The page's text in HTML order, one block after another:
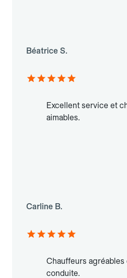
Béatrice S.
Excellent service et
aimables.
Carline B.
Chauffeurs agréables
conduite.